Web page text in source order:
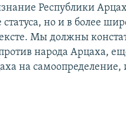
Республики Арцах
статуса, но и в более
Мы должны
народа Арцаха,
на